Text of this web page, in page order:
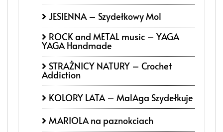
JESIENNA – Szydełkowy Mol
ROCK and METAL music – YAGA
YAGA Handmade
STRAŻNICY NATURY – Crochet
Addiction
KOLORY LATA – MalAga Szydełkuje
MARIOLA na paznokciach